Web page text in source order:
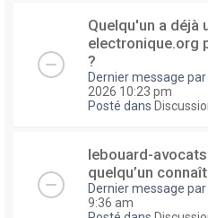
Quelqu'un a déjà
electronique.org
?
Dernier message par
2026 10:23 pm
Posté dans
lebouard-
quelqu’un
Dernier message par
9:36 am